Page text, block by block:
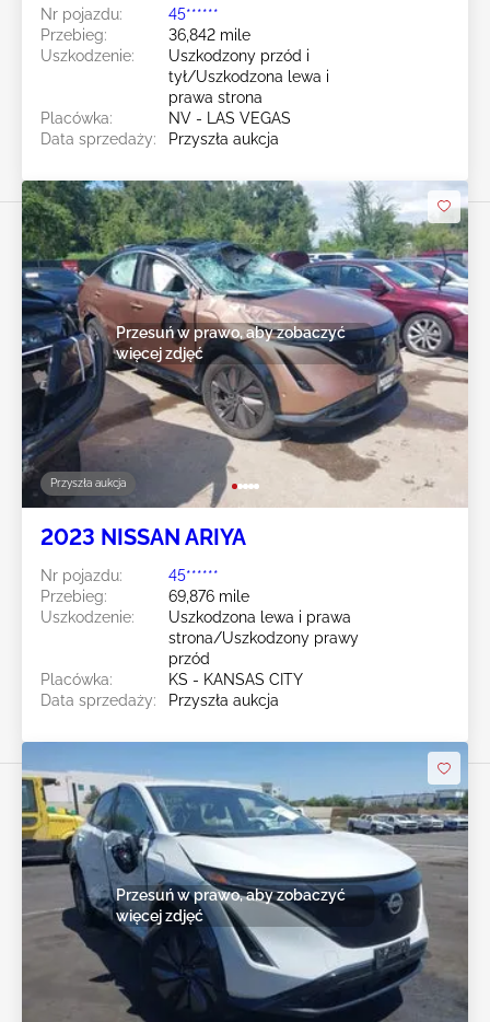
Nr pojazdu:
45******
Przebieg:
36,842 mile
Uszkodzenie:
Uszkodzony przód i
tył/Uszkodzona lewa i
prawa strona
Placówka:
NV - LAS VEGAS
Data sprzedaży:
Przyszła aukcja
Przyszła aukcja
Przesuń w prawo, aby zobaczyć
więcej zdjęć
2023 NISSAN ARIYA
Nr pojazdu:
45******
Przebieg:
69,876 mile
Uszkodzenie:
Uszkodzona lewa i prawa
strona/Uszkodzony prawy
przód
Placówka:
KS - KANSAS CITY
Data sprzedaży:
Przyszła aukcja
Przesuń w prawo, aby zobaczyć
więcej zdjęć